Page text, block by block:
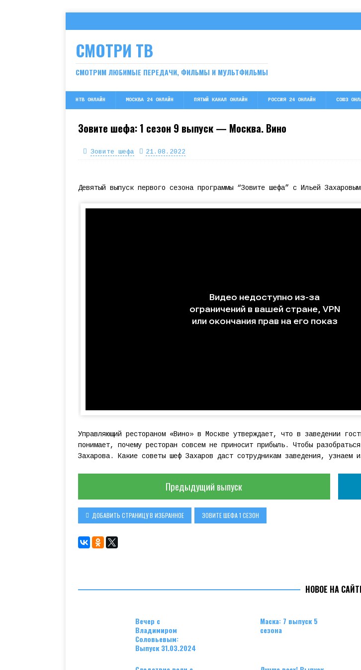
СМОТРИ ТВ
СМОТРИМ ЛЮБИМЫЕ ПЕРЕДАЧИ, ФИЛЬМЫ И МУЛЬТФИЛЬМЫ
НТВ ОНЛАЙН МОСКВА 24 ОНЛАЙН ПЯТЫЙ КАНАЛ ОНЛАЙН РОССИЯ 24 ОНЛАЙН СОЮЗ
Зовите шефа: 1 сезон 9 выпуск — Москва. Вино
Зовите шефа 21.08.2022
Девятый выпуск первого сезона программы “Зовите шефа” с Ильей
Управляющий рестораном «Вино» в Москве утверждает, что в заведении
понимает, почему ресторан совсем не приносит прибыль. Чтобы
Захарова. Какие советы шеф Захаров даст сотрудникам заведения, узнаем
Предыдущий выпуск
ДОБАВИТЬ СТРАНИЦУ В ИЗБРАННОЕ ЗОВИТЕ ШЕФА 1 СЕЗОН
НОВОЕ НА
Вечер с
Владимиром
Соловьевым:
Выпуск 31.03.2024
Маска: 7 выпуск 5
сезона